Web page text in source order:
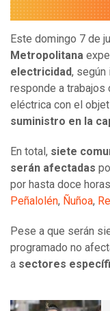
Este domingo 7 de
Metropolitana
electricidad, según
responde a trabajos
eléctrica con el
suministro en la
En total, siete
serán afectadas
por hasta doce
Peñalolén, Ñuñoa,
Pese a que serán
programado no
a sectores